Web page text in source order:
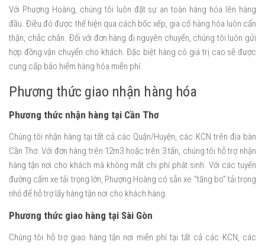
Với Phượng Hoàng, chúng tôi luôn đặt sự an toàn hàng hóa lên hàng
đầu. Điều đó được thể hiện qua cách bốc xếp, gia cố hàng hóa luôn cẩn
thận, chắc chắn. Đối với đơn hàng đi nguyên chuyến, chúng tôi luôn gửi
hợp đồng vận chuyển cho khách. Đặc biệt hàng có giá trị cao sẽ được
cung cấp bảo hiểm hàng hóa miễn phí.
Phương thức giao nhận hàng hóa
Phương thức nhận hàng tại Cần Thơ
Chúng tôi nhận hàng tại tất cả các Quận/Huyện, các KCN trên địa bàn
Cần Thơ. Với đơn hàng trên 12m3 hoặc trên 3 tấn, chúng tôi hỗ trợ nhận
hàng tận nơi cho khách mà không mất chi phí phát sinh. Với các tuyến
đường cấm xe tải trọng lớn, Phượng Hoàng có sẵn xe “tăng bo” tải trọng
nhỏ để hỗ trợ lấy hàng tận nơi cho khách hàng.
Phương thức giao hàng tại Sài Gòn
Chúng tôi hỗ trợ giao hàng tận nơi miễn phí tại tất cả các KCN, các